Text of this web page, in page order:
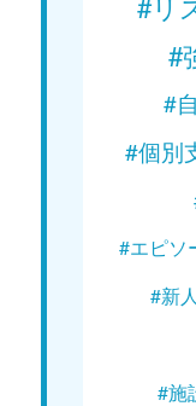
#
#
#個別
#エピソ
#新
#施